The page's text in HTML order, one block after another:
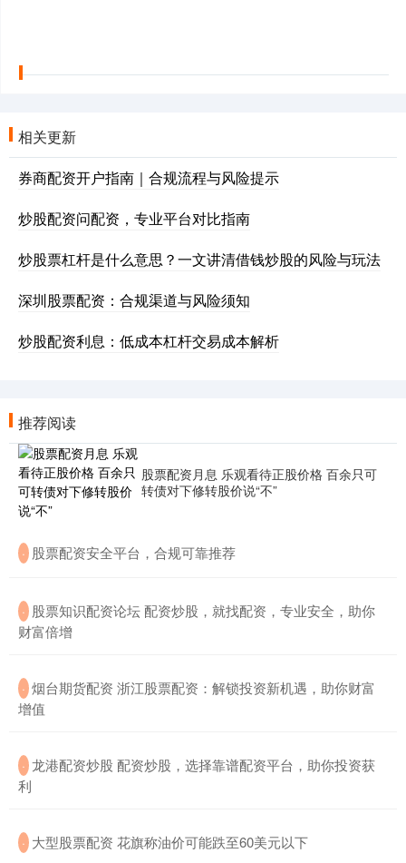
相关更新
券商配资开户指南｜合规流程与风险提示
炒股配资问配资，专业平台对比指南
炒股票杠杆是什么意思？一文讲清借钱炒股的风险与玩法
深圳股票配资：合规渠道与风险须知
炒股配资利息：低成本杠杆交易成本解析
推荐阅读
股票配资月息 乐观看待正股价格 百余只可
转债对下修转股价说“不”
· ​股票配资安全平台，合规可靠推荐
· ​股票知识配资论坛 配资炒股，就找配资，专业安全，助你
财富倍增
· ​烟台期货配资 浙江股票配资：解锁投资新机遇，助你财富
增值
· ​龙港配资炒股 配资炒股，选择靠谱配资平台，助你投资获
利
· ​大型股票配资 花旗称油价可能跌至60美元以下